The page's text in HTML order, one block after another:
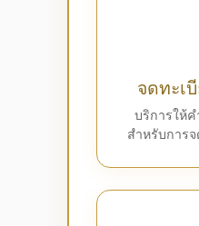
จดทะเ
บริการให้ค
สำหรับการ